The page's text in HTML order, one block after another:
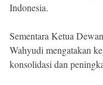
Indonesia.
Sementara Ketua
Wahyudi mengatakan
konsolidasi dan